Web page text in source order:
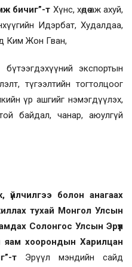
бичиг”-т Хүнс, хөдөө аж ахуй,
Идэрбат, Худалдаа,
Ким Жон Гван,
бүтээгдэхүүний экспортын
түгээлтийн тогтолцоог
үр ашгийг нэмэгдүүлэх,
байдал, чанар, аюулгүй
үйлчилгээ болон анагаах
тухай Монгол Улсын
Солонгос Улсын Эрүүл
хоорондын Харилцан
т Эрүүл мэндийн сайд